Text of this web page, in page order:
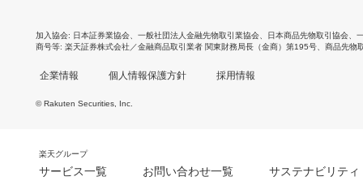
加入協会 日本証券業協会、 一般社団法人金融先物取引業協会、 日本商品先物取引協会、
商号等 楽天証券株式会社／金融商品取引業者 関東財務局長（金商）第195号、商品先物
企業情報 個人情報保護方針 採用情報
© Rakuten Securities, Inc.
楽天グループ
サービス一覧 お問い合わせ一覧 サステナビリティ